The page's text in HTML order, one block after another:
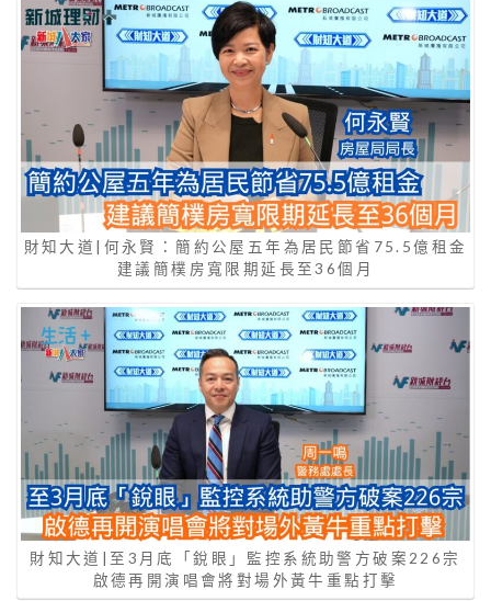
財知大道|何永賢：簡約公屋五年為居民節省75.5億租金
建議簡樸房寬限期延長至36個月
財知大道|至3月底「銳眼」監控系統助警方破案226宗
啟德再開演唱會將對場外黃牛重點打擊